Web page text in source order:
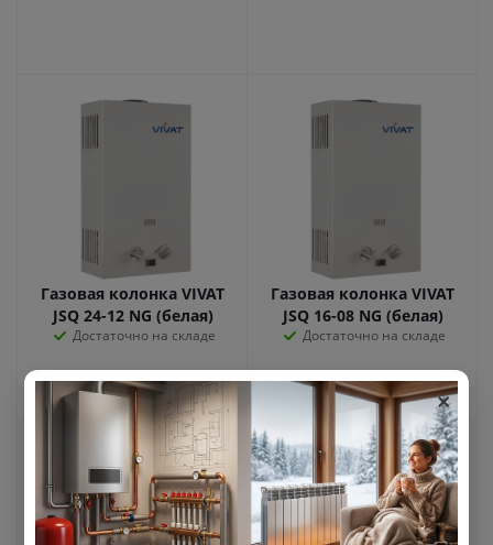
Газовая колонка VIVAT
JSQ 24-12 NG (белая)
Достаточно на складе
Газовая колонка VIVAT
JSQ 16-08 NG (белая)
Достаточно на складе
×